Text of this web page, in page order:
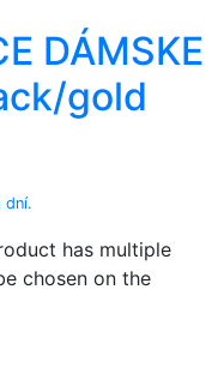
DÁMSKE
gold
dní.
has multiple
chosen on the